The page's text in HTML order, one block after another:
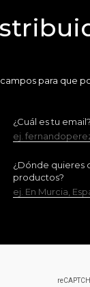
para que
¿Cuál es tu email?
ej.
¿Dónde quieres
productos?
ej. En Murcia,